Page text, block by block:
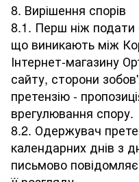
8. Вирішення спорів
8.1. Перш ніж подати
що виникають між
Інтернет-магазину
сайту, сторони
претензію -
врегулювання спору.
8.2. Одержувач
календарних днів з
письмово